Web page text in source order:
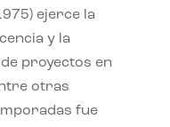
ejerce la
y la
proyectos en
otras
fue